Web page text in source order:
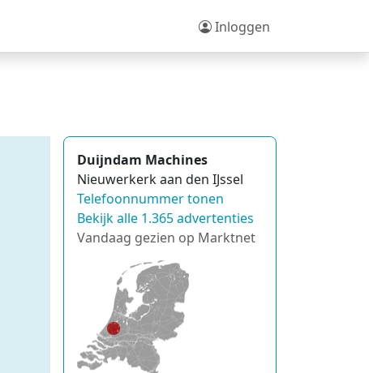
Inloggen
Duijndam Machines
Nieuwerkerk aan den IJssel
Telefoonnummer tonen
Bekijk alle 1.365 advertenties
Vandaag gezien op Marktnet